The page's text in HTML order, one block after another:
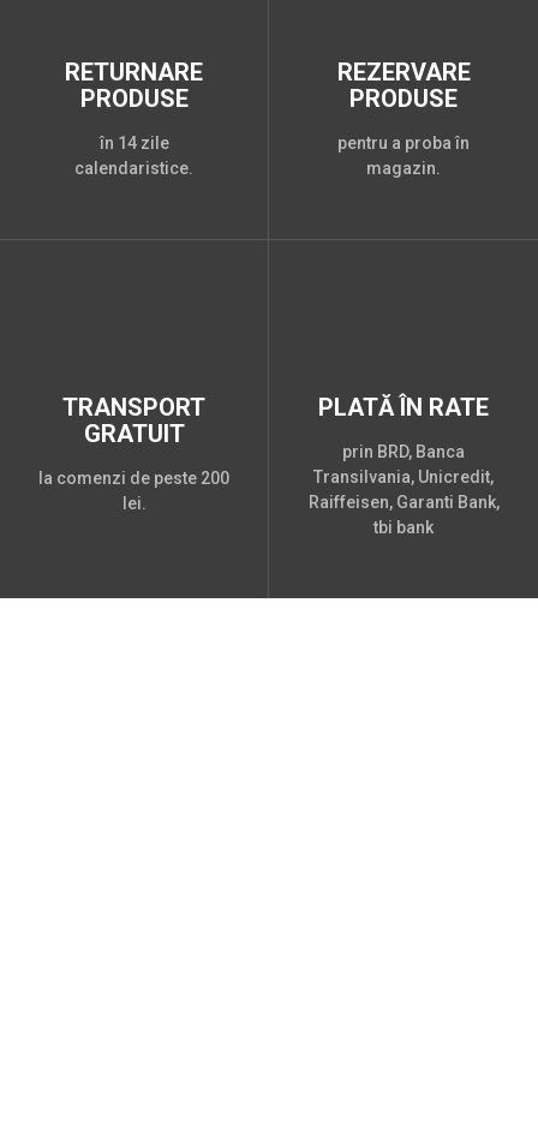
RETURNARE
PRODUSE
în 14 zile
calendaristice.
REZERVARE
PRODUSE
pentru a proba în
magazin.
TRANSPORT
GRATUIT
la comenzi de peste 200
lei.
PLATĂ ÎN RATE
prin BRD, Banca
Transilvania, Unicredit,
Raiffeisen, Garanti Bank,
tbi bank